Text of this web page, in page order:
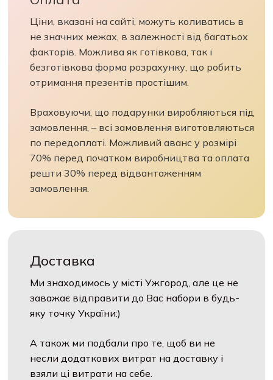
Ціни, вказані на сайті, можуть коливатись в
не значних межах, в залежності від багатьох
факторів. Можлива як готівкова, так і
безготівкова форма розрахунку, що робить
отримання презентів простішим.
Враховуючи, що подарунки виробляються під
замовлення, – всі замовлення виготовляються
по передоплаті. Можливий аванс у розмірі
70% перед початком виробництва та оплата
решти 30% перед відвантаженням
замовлення.
Доставка
Ми знаходимось у місті Ужгород, але це не
заважає відправити до Вас набори в будь-
яку точку України:)
А також ми подбали про те, щоб ви не
несли додаткових витрат на доставку і
взяли ці витрати на себе.